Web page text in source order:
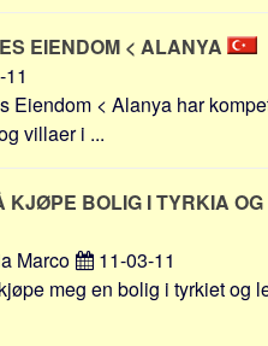
EIENDOM < ALANYA
Eiendom < Alanya har
villaer i ...
BOLIG I TYRKIA
Marco
11-03-11
meg en bolig i tyrkiet og